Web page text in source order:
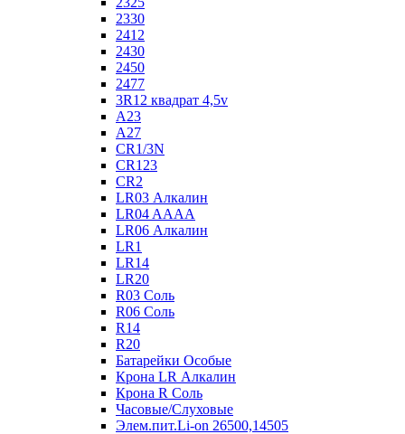
2330
2412
2430
2450
2477
3R12 квадрат 4,5v
A23
A27
CR1/3N
CR123
CR2
LR03 Алкалин
LR04 AAAA
LR06 Алкалин
LR1
LR14
LR20
R03 Соль
R06 Соль
R14
R20
Батарейки Особые
Крона LR Алкалин
Крона R Соль
Часовые/Слуховые
Элем.пит.Li-on 26500,14505